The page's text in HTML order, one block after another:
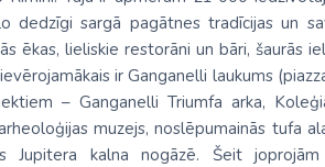
dedzīgi sargā pagātnes tradīcijas un
ēkas, lieliskie restorāni un bāri, šaurās
ir Ganganelli laukums
– Ganganelli Triumfa arka,
muzejs, noslēpumainās tufa
Jupitera kalna nogāzē. Šeit